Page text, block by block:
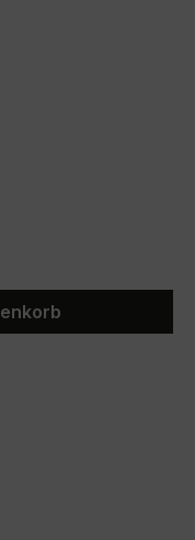
Wert